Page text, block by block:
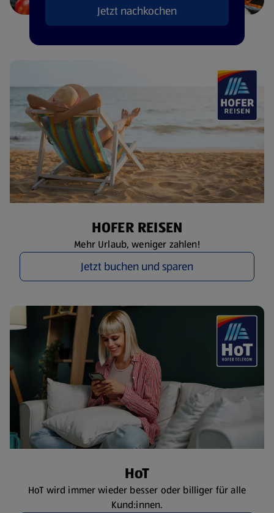
Jetzt nachkochen
HOFER REISEN
Mehr Urlaub, weniger zahlen!
Jetzt buchen und sparen
HoT
HoT wird immer wieder besser oder billiger für alle
Kund:innen.